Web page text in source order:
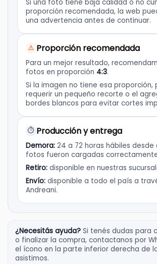
Si una foto tiene baja calidad o no
proporción recomendada, la web
una advertencia antes de continuar.
⚠️ Proporción recomendada
Para un mejor resultado,
fotos en proporción 4:3.
Si la imagen no tiene esa proporción,
requerir un pequeño recorte o el
bordes blancos para evitar cortes
⏱️ Producción y entrega
Demora: 24 a 72 horas hábiles desde
fotos fueron cargadas
Retiro: disponible en nuestras
Envío: disponible a todo el país a
Andreani.
¿Necesitás ayuda? Si tenés dudas para
o finalizar la compra, contactanos por
el ícono en la parte inferior derecha de
asistimos.